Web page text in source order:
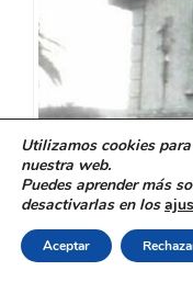
Utilizamos cookies
nuestra web.
Puedes aprender más
desactivarlas en los
Aceptar